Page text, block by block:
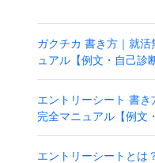
ガクチカ 書き方｜就
ュアル【例文・自己診
エントリーシート 書
完全マニュアル【例文
エントリーシートとは